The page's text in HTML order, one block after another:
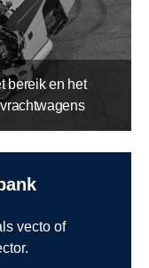
bereik en het
vecto of